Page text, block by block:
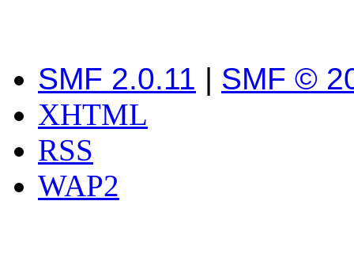
SMF 2.0.11 | SMF ©
XHTML
RSS
WAP2